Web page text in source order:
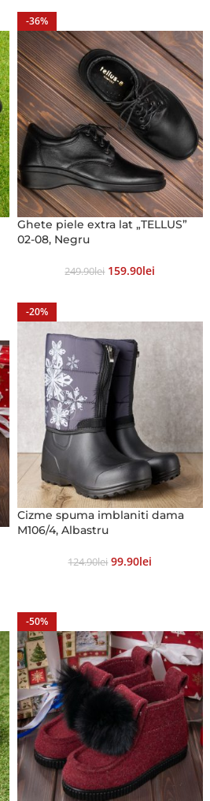
-36%
Ghete piele extra lat „TELLUS”
02-08, Negru
249.90Lei 159.90Lei
-20%
Cizme spuma imblaniti dama
M106/4, Albastru
124.90Lei 99.90Lei
-50%